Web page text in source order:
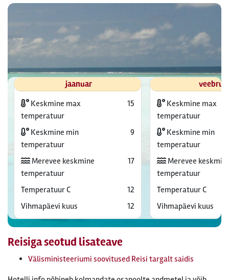
jaanuar
Keskmine max
temperatuur
15
Keskmine min
temperatuur
9
Merevee keskmine
temperatuur
17
Temperatuur C
12
Vihmapäevi kuus
12
Keskmine max
temperatuur
Keskmine min
temperatuur
Merevee
temperatuur
Temperatuur C
Vihmapäevi kuus
Reisiga seotud lisateave
Välisministeeriumi soovitused Reisi targalt saidis